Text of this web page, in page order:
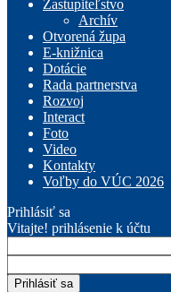
Zastupiteľstvo
Archív
Otvorená župa
E-knižnica
Dotácie
Rada partnerstva
Rozvoj
Interact
Foto
Video
Kontakty
Voľby do VÚC 2026
Prihlásiť sa
Vitajte! prihlásenie k účtu